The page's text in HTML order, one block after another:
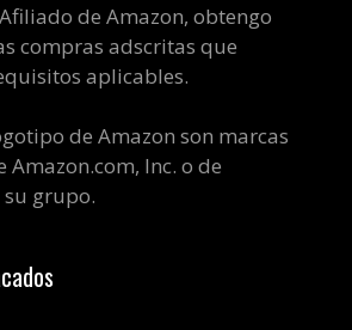
de Amazon, obtengo
compras adscritas que
aplicables.
de Amazon son marcas
Amazon.com, Inc. o de
su grupo.